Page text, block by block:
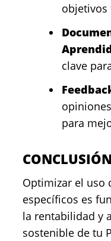
objetivos
clave
para
CONCLUSIÓN
Optimizar el uso
específicos es
la rentabilidad y
sostenible de tu